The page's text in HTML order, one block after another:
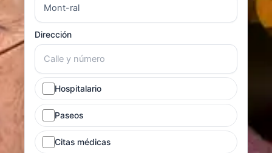
Dirección
Hospitalario
Paseos
Citas médicas